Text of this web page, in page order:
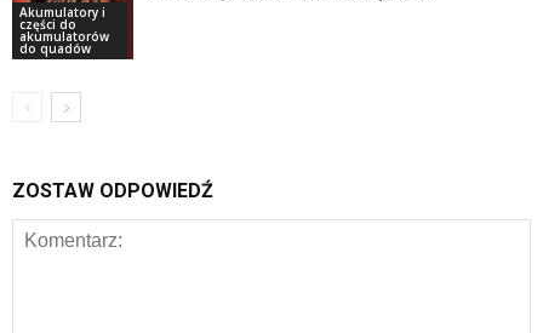
Akumulatory i
części do
akumulatorów
do quadów
ZOSTAW ODPOWIEDŹ